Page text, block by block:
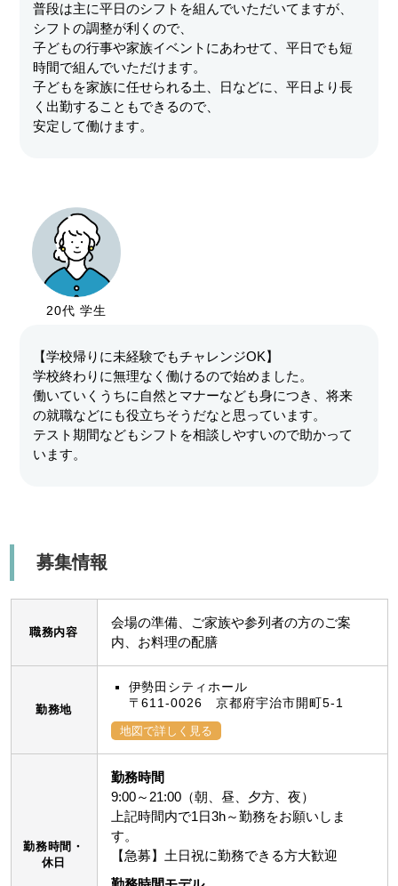
普段は主に平日のシフトを組んでいただいてますが、
シフトの調整が利くので、
子どもの行事や家族イベントにあわせて、平日でも短
時間で組んでいただけます。
子どもを家族に任せられる土、日などに、平日より長
く出勤することもできるので、
安定して働けます。
20代 学生
【学校帰りに未経験でもチャレンジOK】
学校終わりに無理なく働けるので始めました。
働いていくうちに自然とマナーなども身につき、将来
の就職などにも役立ちそうだなと思っています。
テスト期間などもシフトを相談しやすいので助かって
います。
募集情報
職務内容
会場の準備、ご家族や参列者の方のご案
内、お料理の配膳
勤務地
伊勢田シティホール
〒611-0026 京都府宇治市開町5-1
地図で詳しく見る
勤務時間・
休日
勤務時間
9:00～21:00（朝、昼、夕方、夜）
上記時間内で1日3h～勤務をお願いしま
す。
【急募】土日祝に勤務できる方大歓迎